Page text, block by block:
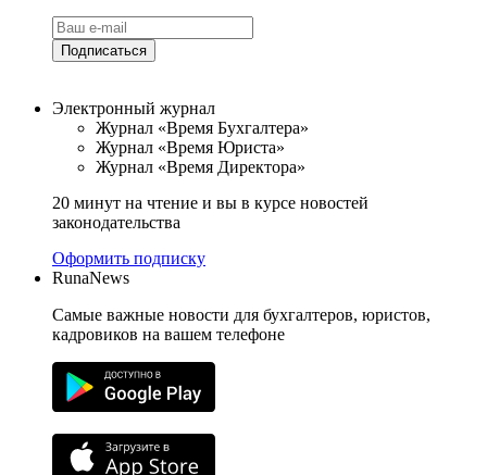
Подписаться
Электронный журнал
Журнал «Время Бухгалтера»
Журнал «Время Юриста»
Журнал «Время Директора»
20 минут на чтение и вы в курсе новостей
законодательства
Оформить подписку
RunaNews
Самые важные новости для бухгалтеров, юристов,
кадровиков на вашем телефоне